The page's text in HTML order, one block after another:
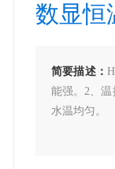
数显恒
简要描述：
能强。2、
水温均匀。